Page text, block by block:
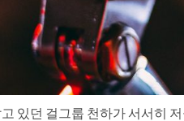
있던 걸그룹 천하가 서서히